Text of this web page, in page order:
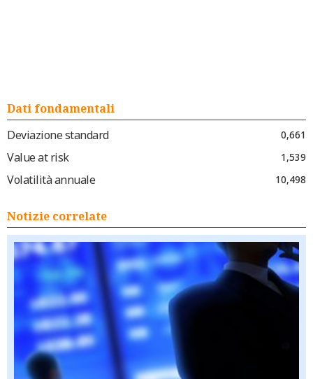
Dati fondamentali
Deviazione standard
0,661
Value at risk 1,539
Volatilità annuale 10,498
Notizie correlate